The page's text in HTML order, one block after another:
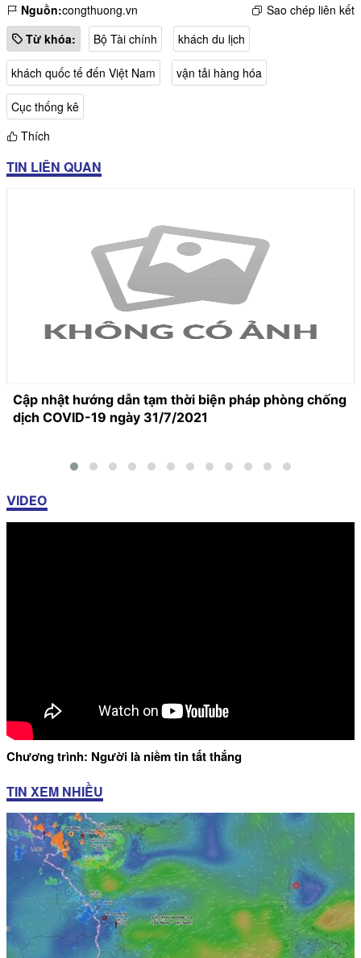
Nguồn:congthuong.vn
Sao chép liên kết
Từ khóa:
Bộ Tài chính khách du lịch
khách quốc tế đến Việt Nam vận tải hàng hóa
Cục thống kê
Thích
TIN LIÊN QUAN
Cập nhật hướng dẫn tạm thời biện pháp phòng chống
dịch COVID-19 ngày 31/7/2021
VIDEO
Chương trình: Người là niềm tin tất thắng
TIN XEM NHIỀU